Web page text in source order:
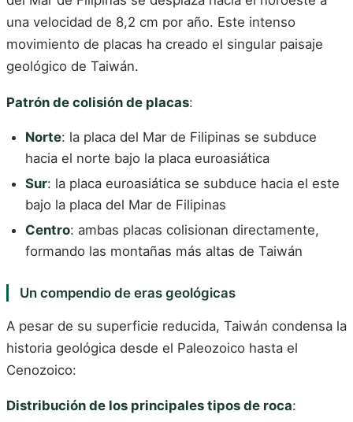
una velocidad de 8,2 cm por año. Este intenso
movimiento de placas ha creado el singular paisaje
geológico de Taiwán.
Patrón de colisión de placas:
Norte: la placa del Mar de Filipinas se subduce
hacia el norte bajo la placa euroasiática
Sur: la placa euroasiática se subduce hacia el este
bajo la placa del Mar de Filipinas
Centro: ambas placas colisionan directamente,
formando las montañas más altas de Taiwán
Un compendio de eras geológicas
A pesar de su superficie reducida, Taiwán condensa la
historia geológica desde el Paleozoico hasta el
Cenozoico:
Distribución de los principales tipos de roca: